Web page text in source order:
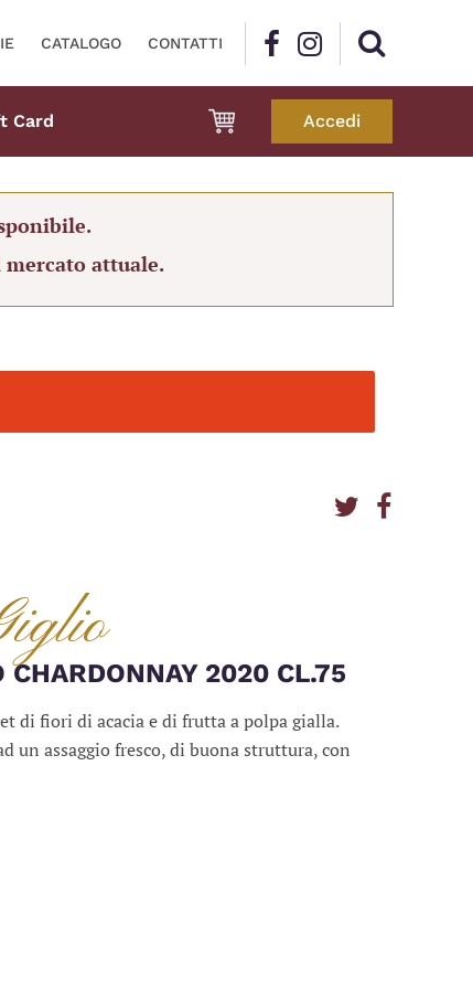
CATALOGO CONTATTI
Card Accedi
attuale.
CHARDONNAY 2020 CL.75
di fiori di acacia e di frutta a polpa gialla.
un assaggio fresco, di buona struttura, con